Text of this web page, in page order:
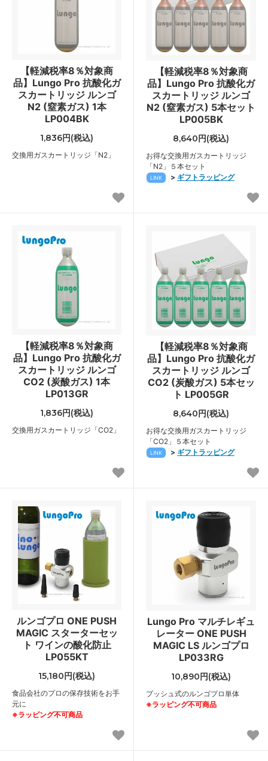
【軽減税率8％対象商
品】Lungo Pro 抗酸化ガ
スカートリッジ ルンゴ
N2 (窒素ガス) 1本
LP004BK
1,836円(税込)
交換用ガスカートリッジ「N2」
【軽減税率8％対象商
品】Lungo Pro 抗酸化ガ
スカートリッジ ルンゴ
N2 (窒素ガス) 5本セット
LP005BK
8,640円(税込)
お得な交換用ガスカートリッジ
「N2」５本セット
LINK > ギフトラッピング
【軽減税率8％対象商
品】Lungo Pro 抗酸化ガ
スカートリッジ ルンゴ
CO2 (炭酸ガス) 1本
LP013GR
1,836円(税込)
交換用ガスカートリッジ「CO2」
【軽減税率8％対象商
品】Lungo Pro 抗酸化ガ
スカートリッジ ルンゴ
CO2 (炭酸ガス) 5本セッ
ト LP005GR
8,640円(税込)
お得な交換用ガスカートリッジ
「CO2」５本セット
LINK > ギフトラッピング
ルンゴプロ ONE PUSH
MAGIC スターターセッ
ト ワインの酸化防止
LP055KT
15,180円(税込)
食品会社のプロの保存技術をお手
元に
※ラッピング不可商品
Lungo Pro マルチレギュ
レーター ONE PUSH
MAGIC LS ルンゴプロ
LP033RG
10,890円(税込)
プッシュ式のルンゴプロ単体
※ラッピング不可商品